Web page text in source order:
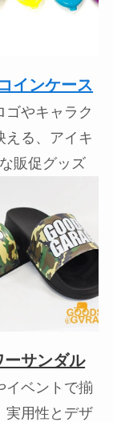
インケース
ゴやキャラク
える、アイキ
販促グッズ
ーサンダル
イベントで揃
実用性とデザ